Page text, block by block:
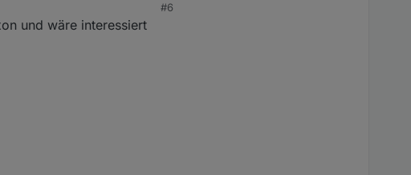
#6
und wäre interessiert